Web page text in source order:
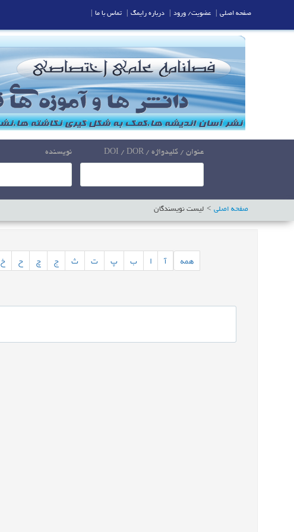
عنوان / کلیدواژه / DOI / DOR نویسنده
صفحه اصلی لیست نویسندگان
همه آ ا ب پ ت ث ج چ ح خ
صفحه اصلی عضویت/ ورود درباره رایمگ تماس با ما